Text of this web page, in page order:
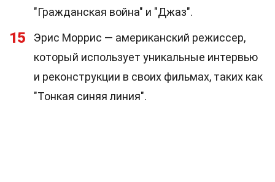
"Гражданская война" и "Джаз".
15
Эрис Моррис — американский режиссер,
который использует уникальные интервью
и реконструкции в своих фильмах, таких как
"Тонкая синяя линия".